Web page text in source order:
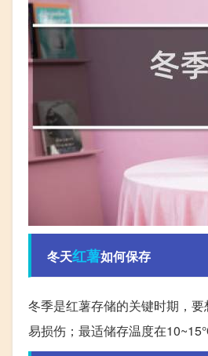
冬天红薯如何保存
冬季是红薯存储的关键时期，
易损伤；最适储存温度在